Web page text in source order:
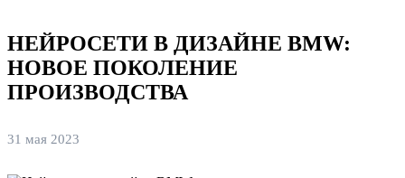
НЕЙРОСЕТИ В ДИЗАЙНЕ BMW:
НОВОЕ ПОКОЛЕНИЕ
ПРОИЗВОДСТВА
31 мая 2023